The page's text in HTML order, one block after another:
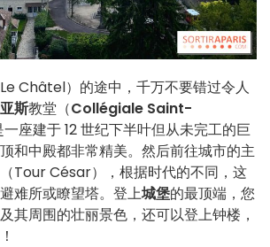
Châtel）的途中，千万不要错过令人
斯教堂（Collégiale Saint-
一座建于 12 世纪下半叶但从未完工的巨
和中殿都非常精美。然后前往城市的主
Tour César），根据时代的不同，这
难所或瞭望塔。登上城堡的最顶端，您
其周围的壮丽景色，还可以登上钟楼，